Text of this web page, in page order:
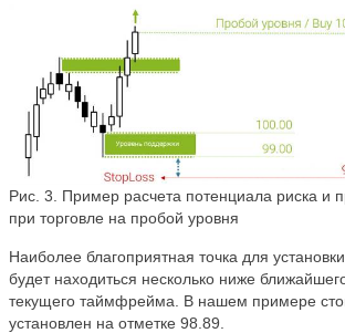
Рис. 3. Пример расчета потенциала риска и
при торговле на пробой уровня
Наиболее благоприятная точка для
будет находиться несколько ниже
текущего таймфрейма. В нашем примере
установлен на отметке 98.89.